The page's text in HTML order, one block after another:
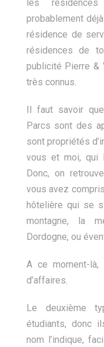
les
probablement
résidence de
résidences de
publicité Pierre &
très connus.
Il faut savoir
Parcs sont des
sont propriétés
vous et moi, qui
Donc, on
vous avez
hôtelière qui se
montagne, la
Dordogne, ou
A ce moment-
d’affaires.
Le deuxième
étudiants, donc
nom l’indique,